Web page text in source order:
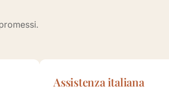
Assistenza italiana